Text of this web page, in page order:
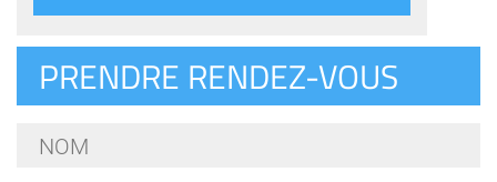
PRENDRE RENDEZ-VOUS
Nom